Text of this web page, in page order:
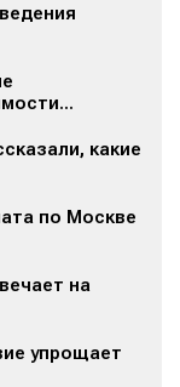
какие
по Москве
на
упрощает